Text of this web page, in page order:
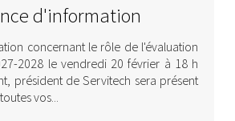
d'information
concernant le rôle de l'évaluation
2028 le vendredi 20 février à 18 h
président de Servitech sera présent
vos...